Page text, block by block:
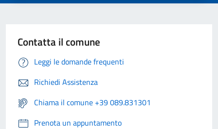
Contatta il comune
Leggi le domande frequenti
Richiedi Assistenza
Chiama il comune +39 089.831301
Prenota un appuntamento